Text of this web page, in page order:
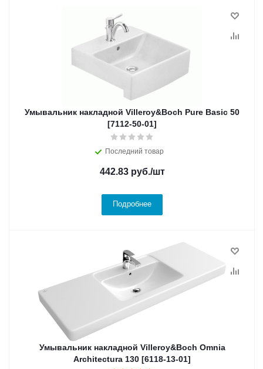
Умывальник накладной Villeroy&Boch Pure Basic 50
[7112-50-01]
Последний товар
442.83руб./шт
Подробнее
Умывальник накладной Villeroy&Boch Omnia
Architectura 130 [6118-13-01]